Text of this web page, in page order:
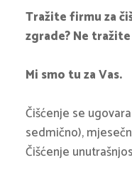
Tražite firmu za
zgrade? Ne
Mi smo tu za Vas.
Čišćenje se
sedmično),
Čišćenje